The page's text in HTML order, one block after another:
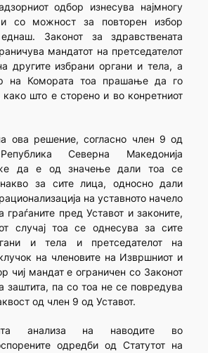
одбор изнесува најмногу
со можност за повторен избор
Законот за здравствената
мандатот на претседателот
другите избрани органи и тела, а
на Комората тоа прашање да го
како што е сторено и во конретниот
ова решение, согласно член 9 од
Северна Македонија
да е од значење дали тоа се
за сите лица, односно дали
на уставното начело
граѓаните пред Уставот и законите,
случај тоа се однесува за сите
и тела и претседателот на
на членовите на Извршниот и
чиј мандат е ограничен со Законот
заштита, па со тоа не се повредува
од член 9 од Уставот.
анализа на наводите во
одредби од Статутот на